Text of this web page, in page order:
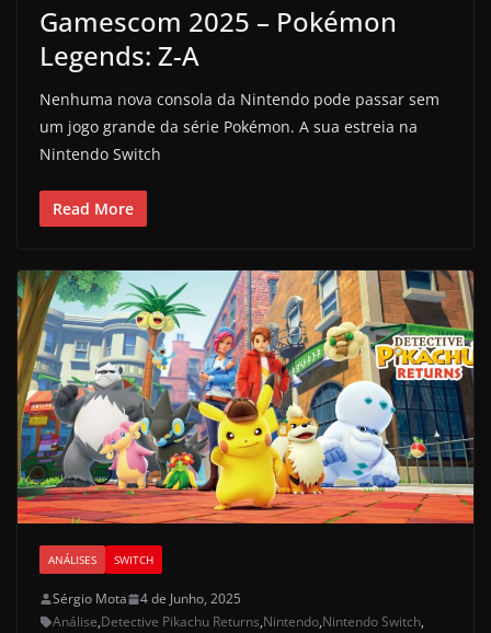
Gamescom 2025 – Pokémon
Legends: Z-A
Nenhuma nova consola da Nintendo pode passar sem
um jogo grande da série Pokémon. A sua estreia na
Nintendo Switch
Read More
ANÁLISES SWITCH
Sérgio Mota
4 de Junho, 2025
Análise,Detective Pikachu Returns,Nintendo,Nintendo Switch,